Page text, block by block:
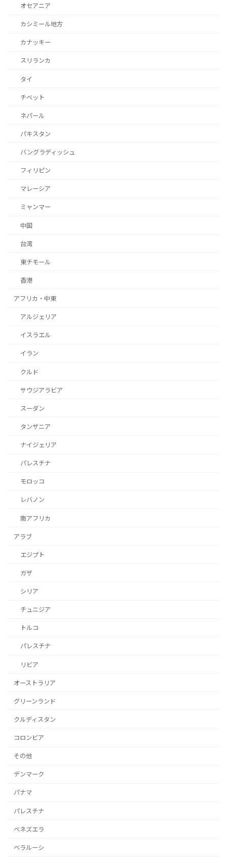
オセアニア
カシミール地方
カナッキー
スリランカ
タイ
チベット
ネパール
パキスタン
バングラディッシュ
フィリピン
マレーシア
ミャンマー
中国
台湾
東チモール
香港
アフリカ・中東
アルジェリア
イスラエル
イラン
クルド
サウジアラビア
スーダン
タンザニア
ナイジェリア
パレスチナ
モロッコ
レバノン
南アフリカ
アラブ
エジプト
ガザ
シリア
チュニジア
トルコ
パレスチナ
リビア
オーストラリア
グリーンランド
クルディスタン
コロンビア
その他
デンマーク
パナマ
パレスチナ
ベネズエラ
ベラルーシ